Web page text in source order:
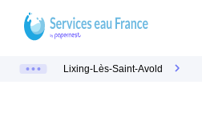
Lixing-Lès-Saint-Avold